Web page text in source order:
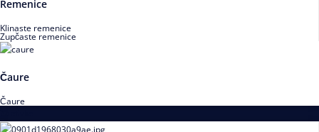
Remenice
Klinaste remenice
Zupčaste remenice
Čaure
Čaure